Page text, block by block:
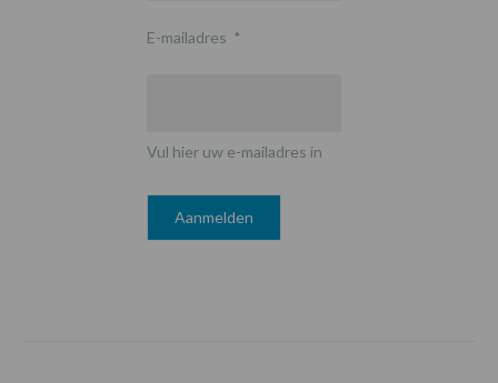
E-mailadres *
Vul hier uw e-mailadres in